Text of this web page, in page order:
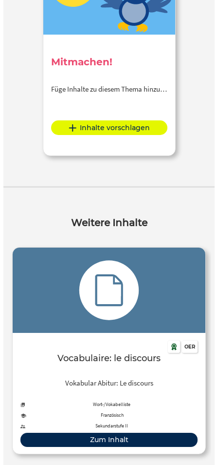
Mitmachen!
Füge Inhalte zu diesem Thema hinzu…
Inhalte vorschlagen
Weitere Inhalte
OER
Vocabulaire: le discours
Vokabular Abitur: Le discours
Wort-/Vokabelliste
Französisch
Sekundarstufe II
Zum Inhalt